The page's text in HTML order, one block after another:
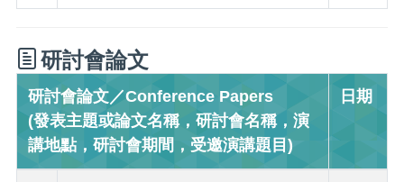
研討會論文
研討會論文／Conference Papers
(發表主題或論文名稱，研討會名稱，演
講地點，研討會期間，受邀演講題目)
日期